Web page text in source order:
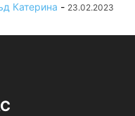
Катерина - 23.02.2023